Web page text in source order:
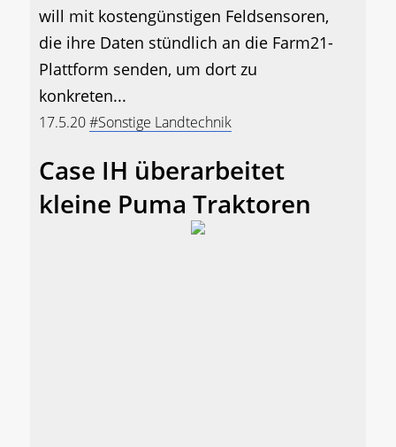
will mit kostengünstigen Feldsensoren,
die ihre Daten stündlich an die Farm21-
Plattform senden, um dort zu
konkreten...
17.5.20#Sonstige Landtechnik
Case IH überarbeitet
kleine Puma Traktoren